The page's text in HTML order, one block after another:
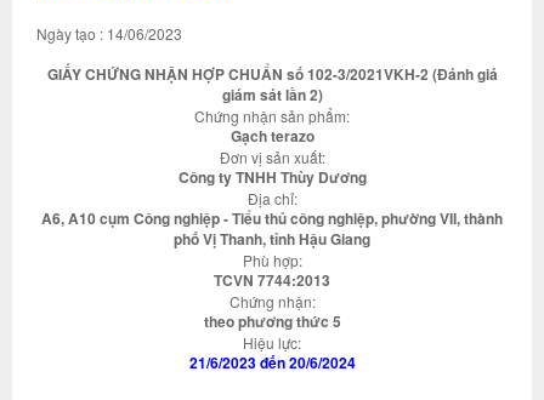
Ngày tạo : 14/06/2023
GIẤY CHỨNG NHẬN HỢP CHUẨN số 102-3/2021VKH-2 (Đánh giá
giám sát lần 2)
Chứng nhận sản phẩm:
Gạch terazo
Đơn vị sản xuất:
Công ty TNHH Thùy Dương
Địa chỉ:
A6, A10 cụm Công nghiệp - Tiểu thủ công nghiệp, phường VII, thành
phố Vị Thanh, tỉnh Hậu Giang
Phù hợp:
TCVN 7744:2013
Chứng nhận:
theo phương thức 5
Hiệu lực:
21/6/2023 đến 20/6/2024